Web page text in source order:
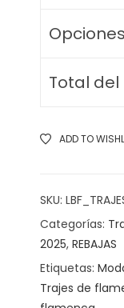
Total
ADD TO
SKU:
Categorías:
2025, REBAJAS
Etiquetas:
Trajes de